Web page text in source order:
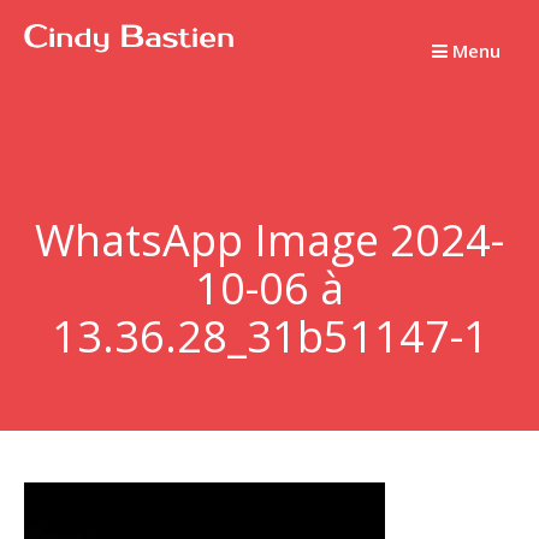
Menu
WhatsApp Image 2024-
10-06 à
13.36.28_31b51147-1